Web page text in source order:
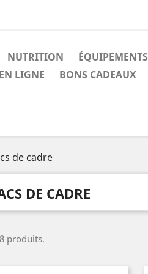
NUTRITION ÉQUIPEMENTS
LIGNE
BONS CADEAUX
de cadre
DE CADRE
produits.